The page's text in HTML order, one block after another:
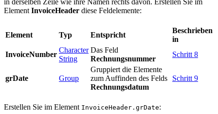
in derselben Zeile wie ihre Namen rechts davon. Erstellen Sie im
Element InvoiceHeader diese Feldelemente:
Element Typ Entspricht
Beschrieben
in
InvoiceNumber
Character
String
Das Feld
Rechnungsnummer
Schritt 8
grDate Group
Gruppiert die Elemente
zum Auffinden des Felds
Rechnungsdatum
Schritt 9
Erstellen Sie im Element InvoiceHeader.grDate: